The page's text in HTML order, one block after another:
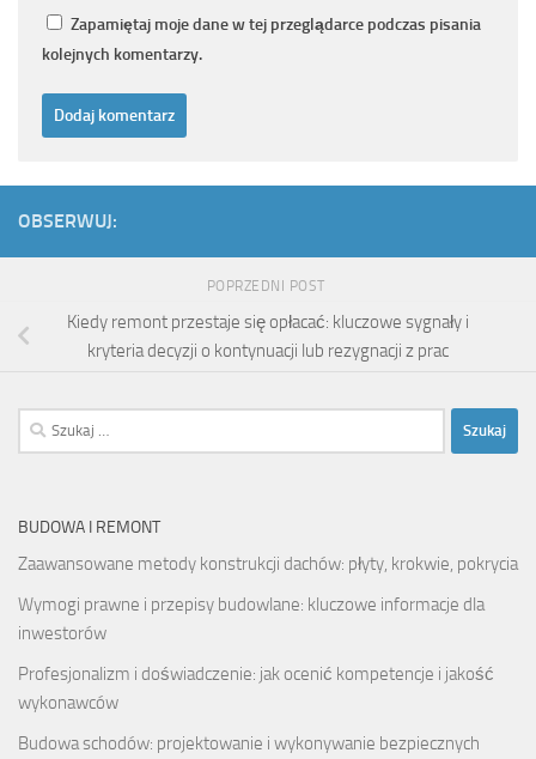
Zapamiętaj moje dane w tej przeglądarce podczas pisania
kolejnych komentarzy.
OBSERWUJ:
POPRZEDNI POST
Kiedy remont przestaje się opłacać: kluczowe sygnały i
kryteria decyzji o kontynuacji lub rezygnacji z prac
Szukaj:
BUDOWA I REMONT
Zaawansowane metody konstrukcji dachów: płyty, krokwie, pokrycia
Wymogi prawne i przepisy budowlane: kluczowe informacje dla
inwestorów
Profesjonalizm i doświadczenie: jak ocenić kompetencje i jakość
wykonawców
Budowa schodów: projektowanie i wykonywanie bezpiecznych